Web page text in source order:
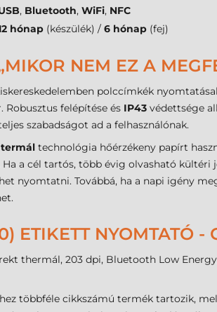
, Bluetooth, WiFi, NFC
hónap (készülék) / 6 hónap (fej)
NEM EZ A
polccímkék
Robusztus felépítése és IP43 védettsége
szabadságot ad a felhasználónak.
technológia hőérzékeny papírt
a cél tartós, több évig olvasható
nyomtatni. Továbbá, ha a napi igény
ETIKETT NYOMTATÓ -
thermál, 203 dpi, Bluetooth Low
többféle cikkszámú termék tartozik,